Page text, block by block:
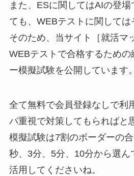
また、ESに関してはAIの登
ても、WEBテストに関しては
そのため、当サイト［就活マ
WEBテストで合格するため
ー模擬試験を公開しています。
全て無料で会員登録なしで利
パ重視で対策してもらればと
模擬試験は7割のボーダーの
秒、3分、5分、10分から選
活用してくださいね。